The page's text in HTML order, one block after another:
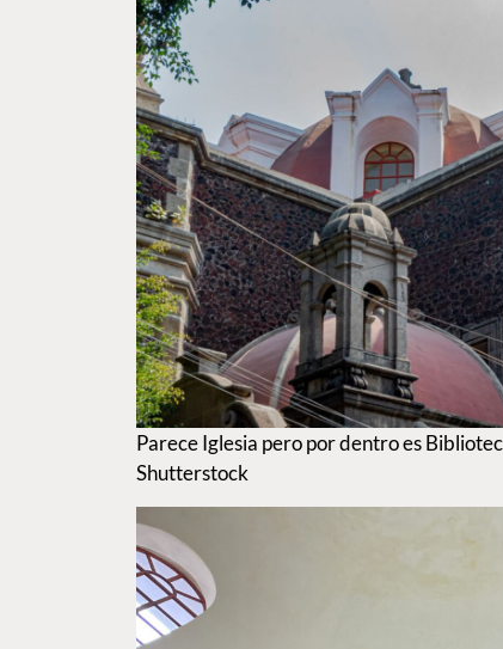
Parece Iglesia pero por dentro es
Shutterstock